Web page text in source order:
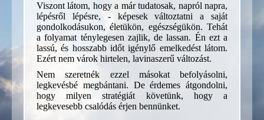
Viszont látom, hogy a már tudatosak, napról napra,
lépésről lépésre, - képesek változtatni a saját
gondolkodásukon, életükön, egészségükön. Tehát
a folyamat ténylegesen zajlik, de lassan. Én ezt a
lassú, és hosszabb időt igénylő emelkedést látom.
Ezért nem várok hirtelen, lavinaszerű változást.
Nem szeretnék ezzel másokat befolyásolni,
legkevésbé megbántani. De érdemes átgondolni,
hogy milyen stratégiát követünk, hogy a
legkevesebb csalódás érjen bennünket.